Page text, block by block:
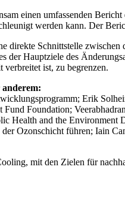
einen umfassenden
werden kann. Der
direkte Schnittstelle
der Hauptziele des
ist, zu begrenzen.
Erik
Fund Foundation;
Health and the Environment
Ozonschicht führen; Iain
mit den Zielen für